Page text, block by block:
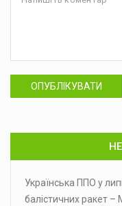
ОПУБЛІКУВАТИ
Українська ППО у
балістичних ракет